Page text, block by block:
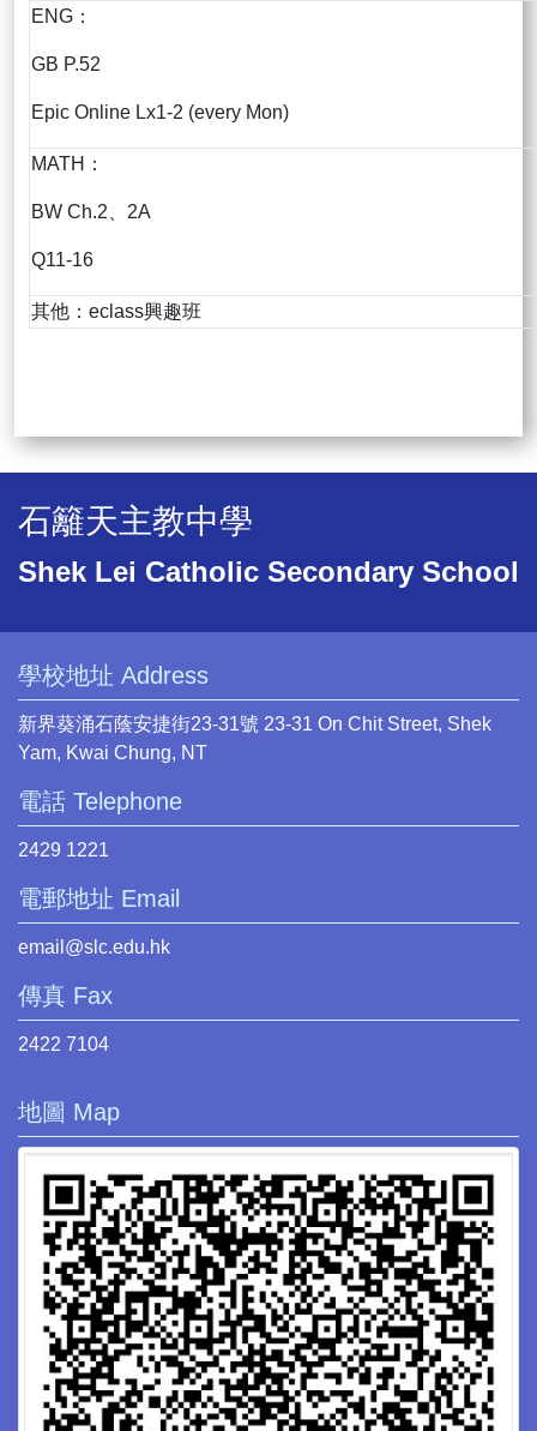
ENG：
GB P.52
Epic Online Lx1-2 (every Mon)
MATH：
BW Ch.2、2A
Q11-16
其他：eclass興趣班
石籬天主教中學
Shek Lei Catholic Secondary School
學校地址 Address
新界葵涌石蔭安捷街23-31號 23-31 On Chit Street, Shek
Yam, Kwai Chung, NT
電話 Telephone
2429 1221
電郵地址 Email
email@slc.edu.hk
傳真 Fax
2422 7104
地圖 Map